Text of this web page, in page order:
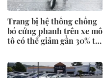
Trang bị hệ thống chống
bó cứng phanh trên xe mô
tô có thể giảm gần 30% tai